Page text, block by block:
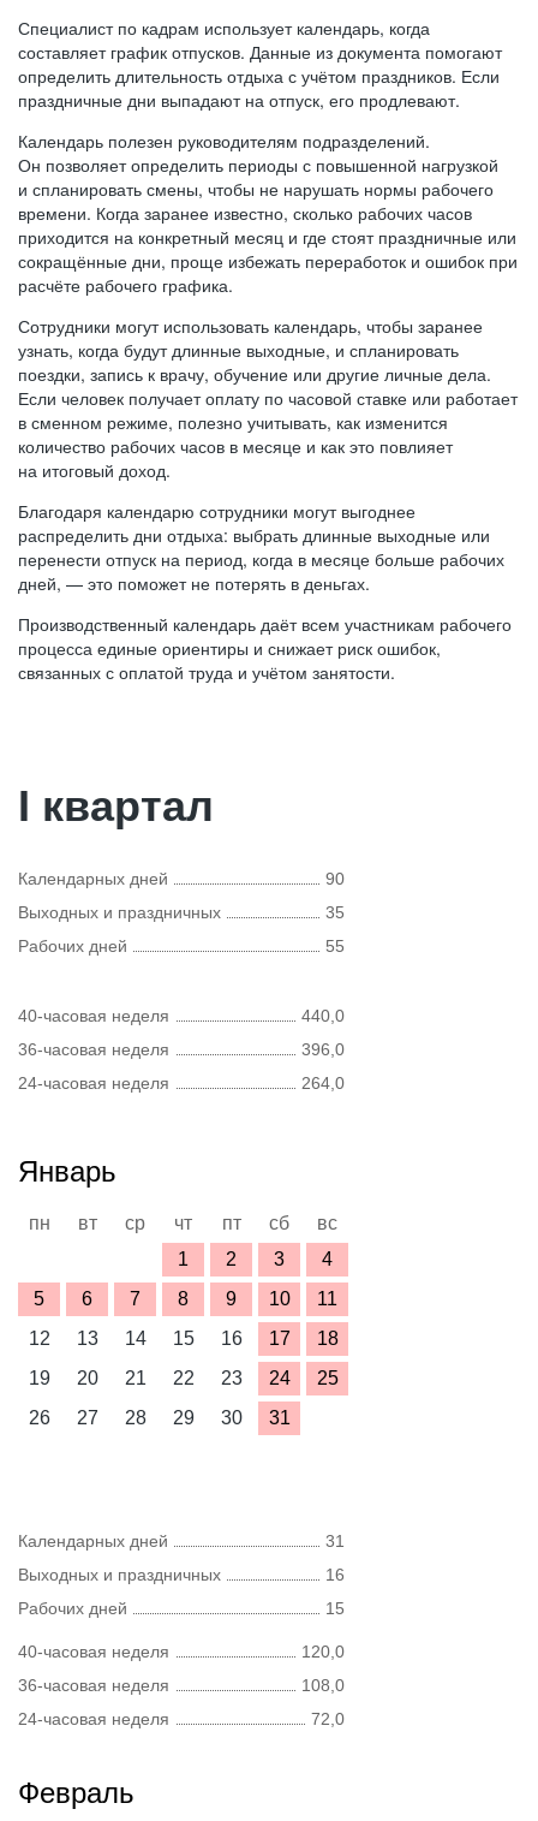
Специалист по кадрам использует календарь, когда
составляет график отпусков. Данные из документа помогают
определить длительность отдыха с учётом праздников. Если
праздничные дни выпадают на отпуск, его продлевают.
Календарь полезен руководителям подразделений.
Он позволяет определить периоды с повышенной нагрузкой
и спланировать смены, чтобы не нарушать нормы рабочего
времени. Когда заранее известно, сколько рабочих часов
приходится на конкретный месяц и где стоят праздничные или
сокращённые дни, проще избежать переработок и ошибок при
расчёте рабочего графика.
Сотрудники могут использовать календарь, чтобы заранее
узнать, когда будут длинные выходные, и спланировать
поездки, запись к врачу, обучение или другие личные дела.
Если человек получает оплату по часовой ставке или работает
в сменном режиме, полезно учитывать, как изменится
количество рабочих часов в месяце и как это повлияет
на итоговый доход.
Благодаря календарю сотрудники могут выгоднее
распределить дни отдыха: выбрать длинные выходные или
перенести отпуск на период, когда в месяце больше рабочих
дней, — это поможет не потерять в деньгах.
Производственный календарь даёт всем участникам рабочего
процесса единые ориентиры и снижает риск ошибок,
связанных с оплатой труда и учётом занятости.
I квартал
Календарных дней
90
Выходных и праздничных
35
Рабочих дней
55
40-часовая неделя
440,0
36-часовая неделя
396,0
24-часовая неделя
264,0
Январь
пн вт ср чт пт сб
вс
1
2 3
4
5
6 7 8 9 10
11
12
13 14 15 16 17
18
19
20 21 22 23 24
25
26
27 28 29 30 31
Календарных дней
31
Выходных и праздничных
16
Рабочих дней
15
40-часовая неделя
120,0
36-часовая неделя
108,0
24-часовая неделя
72,0
Февраль